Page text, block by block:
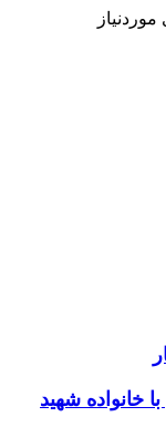
خانواده شهید